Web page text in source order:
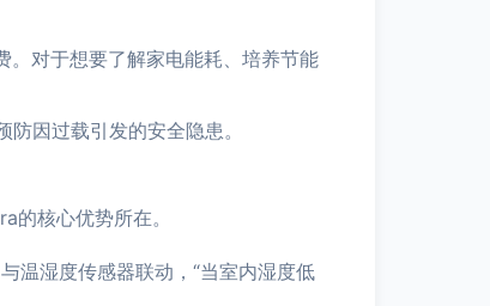
。对于想要了解家电能耗、培养节能
因过载引发的安全隐患。
核心优势所在。
温湿度传感器联动，“当室内湿度低